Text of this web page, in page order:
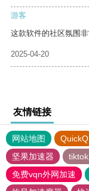
游客
这款软件的社区氛围
2025-04-20
友情链接
网站地图 QuickQ
坚果加速器
免费vqn外网加速